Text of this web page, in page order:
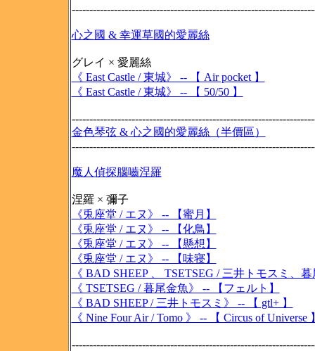
心之國 & 幸運草國的愛麗絲
グレイ × 愛麗絲
《 East Castle / 東城》 -- 【 Air pocket 】
《 East Castle / 東城》 -- 【 50/50 】
金色琴弦 & 心之國的愛麗絲（半價區）
魔人偵探腦嚙涅羅
涅羅 × 彌子
《兎座堂 / エヌ》 -- 【蜜月】
《兎座堂 / エヌ》 -- 【化鳥】
《兎座堂 / エヌ》 -- 【懸想】
《兎座堂 / エヌ》 -- 【味寝】
《 BAD SHEEP 、 TSETSEG / 三井トモスミ、
《 TSETSEG / 暮尾金魚》 -- 【フェルト】
《 BAD SHEEP / 三井トモスミ》 -- 【 gtl+ 】
《 Nine Four Air / Tomo 》 -- 【 Circus of Universe